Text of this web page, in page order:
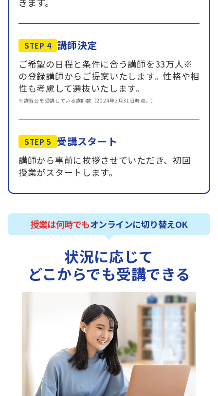
きます。
STEP 4 講師決定
ご希望の日程と条件に合う講師を33万人※
の登録講師からご提案いたします。性格や相
性も考慮して選抜いたします。
※講習会を受講している講師数（2024年3月31日時点。）
STEP 5 受講スタート
講師から事前に挨拶させていただき、初回
授業がスタートします。
授業は何時でもオンラインに切り替えOK
状況に応じて
どこからでも受講できる